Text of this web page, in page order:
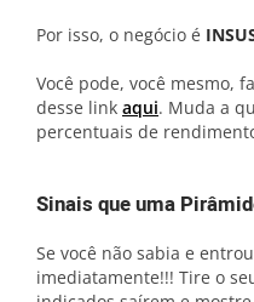
Por isso, o negócio é
Você pode, você mesmo,
desse link aqui. Muda a
percentuais de
Sinais que uma
Se você não sabia e
imediatamente!!! Tire o